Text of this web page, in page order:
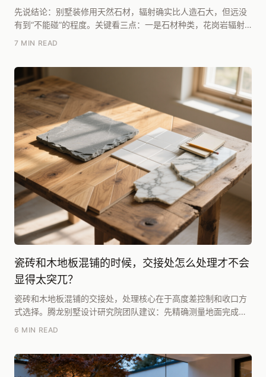
先说结论：别墅装修用天然石材，辐射确实比人造石大，但远没
有到“不能碰”的程度。关键看三点：一是石材种类，花岗岩辐射
7 MIN READ
瓷砖和木地板混铺的时候，交接处怎么处理才不会
显得太突兀？
瓷砖和木地板混铺的交接处，处理核心在于高度差控制和收口方
式选择。腾龙别墅设计研究院团队建议：先精确测量地面完成面
6 MIN READ